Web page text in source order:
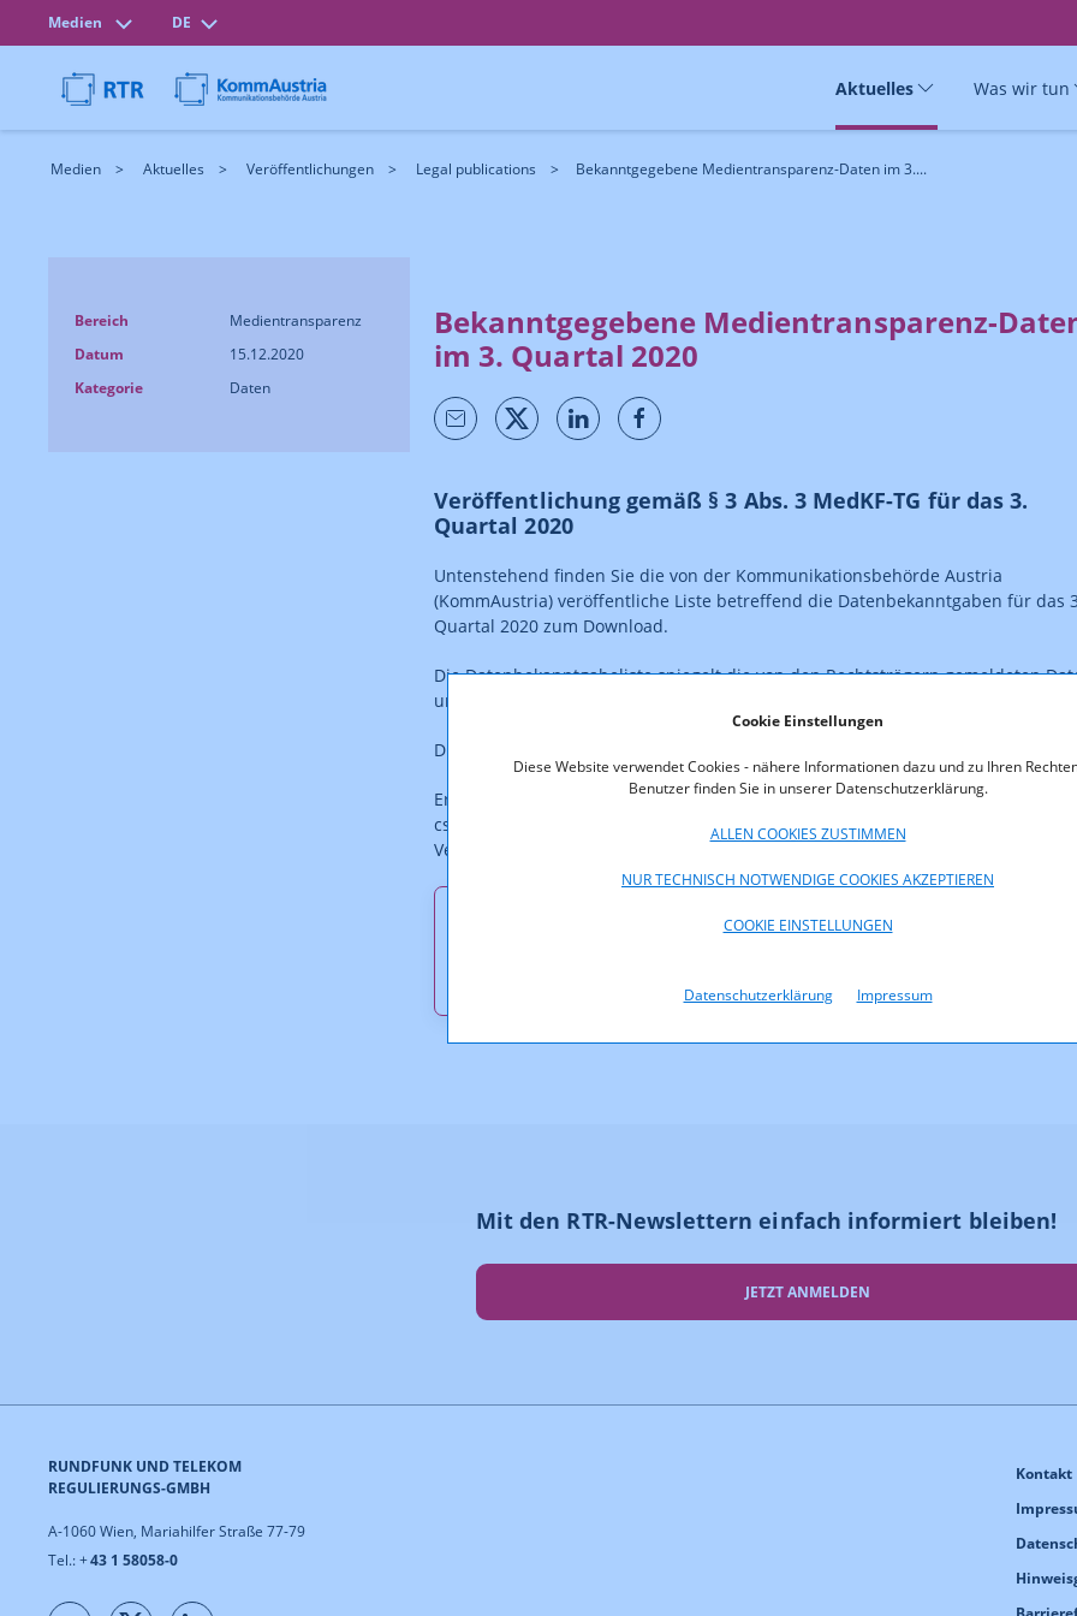
Cookie Einstellungen
Diese Website verwendet Cookies - nähere Informationen dazu und zu Ihren
Benutzer finden Sie in unserer Datenschutzerklärung.
ALLEN COOKIES ZUSTIMMEN
NUR TECHNISCH NOTWENDIGE COOKIES AKZEPTIEREN
COOKIE EINSTELLUNGEN
Datenschutzerklärung Impressum
Medien DE
Aktuelles Was wir tun
Medien Aktuelles Veröffentlichungen Legal publications Bekanntgegebene Medientransparenz-Daten im 3....
Bereich
Medientransparenz
Datum
15.12.2020
Kategorie
Daten
Bekanntgegebene Medientransparenz-
im 3. Quartal 2020
Veröffentlichung gemäß § 3 Abs. 3 MedKF-TG für das 3.
Quartal 2020
Untenstehend finden Sie die von der Kommunikationsbehörde Austria
(KommAustria) veröffentliche Liste betreffend die Datenbekanntgaben für das
Quartal 2020 zum Download.
Die Datenbekanntgabeliste spiegelt die von den Rechtsträgern gemeldeten
unverändert wider.
Die Daten sind im PDF-Format abrufbar.
Ergänzend stehen die Daten in elektronisch weiterverarbeitbaren Formaten (xlsx,
csv, xml, json) bzw. zum Abruf über eine Schnittstelle alsOpen Data
Verfügung.
Mit den RTR-Newslettern einfach informiert bleiben!
JETZT ANMELDEN
RUNDFUNK UND TELEKOM
REGULIERUNGS-GMBH
A-1060 Wien, Mariahilfer Straße 77-79
Tel.: +43 1 58058-0
Kontakt